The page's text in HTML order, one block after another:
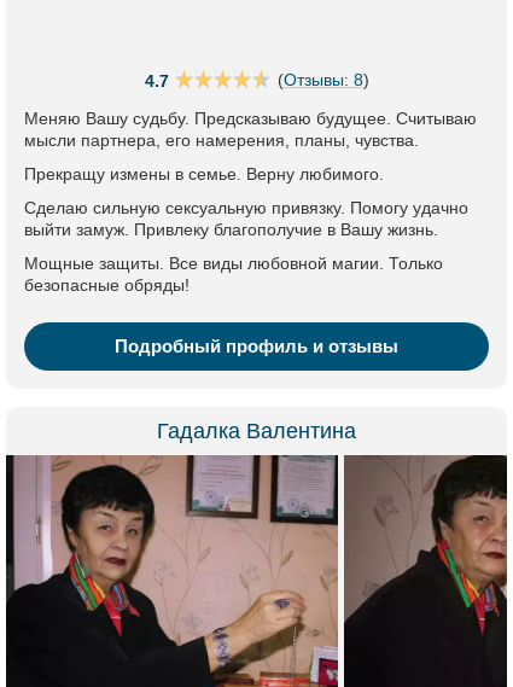
4.7 (Отзывы: 8)
Меняю Вашу судьбу. Предсказываю будущее. Считываю
мысли партнера, его намерения, планы, чувства.
Прекращу измены в семье. Верну любимого.
Сделаю сильную сексуальную привязку. Помогу удачно
выйти замуж. Привлеку благополучие в Вашу жизнь.
Мощные защиты. Все виды любовной магии. Только
безопасные обряды!
Подробный профиль и отзывы
Гадалка Валентина